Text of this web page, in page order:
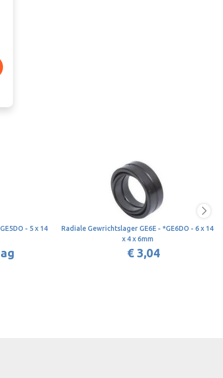
- 5 x 14
Radiale Gewrichtslager GE6E - *GE6DO - 6 x 14
x 4 x 6mm
€ 3,04